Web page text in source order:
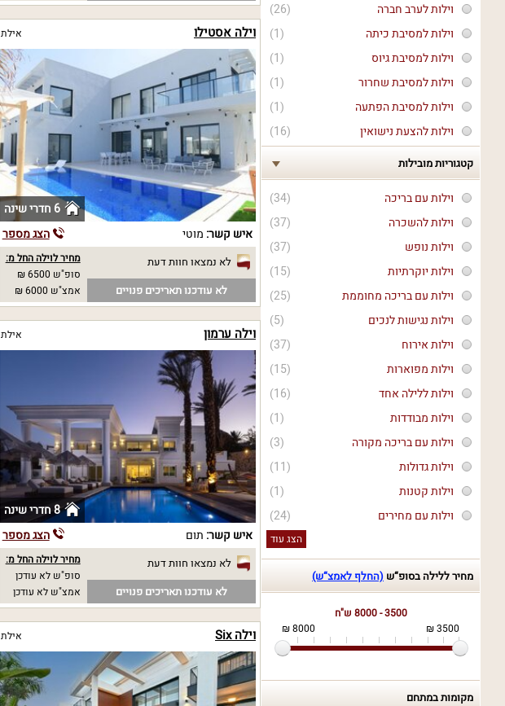
(26)
וילות לערב חברה
(1)
וילות למסיבת כיתה
(1)
וילות למסיבת גיוס
(1)
וילות למסיבת שחרור
(1)
וילות למסיבת הפתעה
(16)
וילות להצעת נישואין
קטגוריות מובילות
(34)
וילות עם בריכה
(37)
וילות להשכרה
(37)
וילות נופש
(15)
וילות יוקרתיות
(25)
וילות עם בריכה מחוממת
(5)
וילות נגישות לנכים
(37)
וילות אירוח
(15)
וילות מפוארות
(16)
וילות ללילה אחד
(1)
וילות מבודדות
(3)
וילות עם בריכה מקורה
(11)
וילות גדולות
(1)
וילות קטנות
(24)
וילות עם מחירים
הצג עוד
מחיר ללילה בסופ“ש (החלף לאמצ“ש)
3500 - 8000 ש"ח
3500 ₪
8000 ₪
מקומות במתחם
וילה אסטילו אילת
6 חדרי שינה
איש קשר: מוטי הצג מספר
לא נמצאו חוות דעת
לא עודכנו תאריכים פנויים
מחיר לוילה החל מ:
סופ"ש 6500 ₪
אמצ"ש 6000 ₪
וילה ערמון אילת
8 חדרי שינה
איש קשר: תום הצג מספר
לא נמצאו חוות דעת
לא עודכנו תאריכים פנויים
מחיר לוילה החל מ:
סופ"ש לא עודכן
אמצ"ש לא עודכן
וילה Six אילת